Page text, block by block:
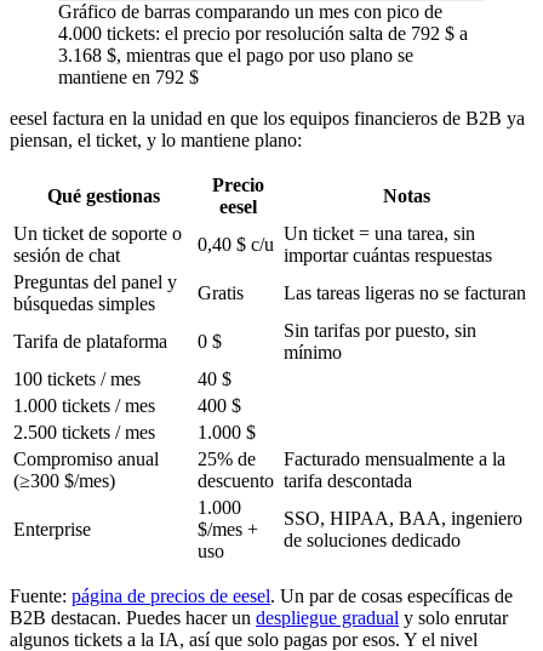
Gráfico de barras comparando un mes con pico de
4.000 tickets: el precio por resolución salta de 792 $ a
3.168 $, mientras que el pago por uso plano se
mantiene en 792 $
eesel factura en la unidad en que los equipos financieros de B2B ya
piensan, el ticket, y lo mantiene plano:
Qué gestionas
Precio
eesel
Notas
Un ticket de soporte o
sesión de chat
0,40 $ c/u
Un ticket = una tarea, sin
importar cuántas respuestas
Preguntas del panel y
búsquedas simples
Gratis Las tareas ligeras no se facturan
Tarifa de plataforma 0 $
Sin tarifas por puesto, sin
mínimo
100 tickets / mes
40 $
1.000 tickets / mes
400 $
2.500 tickets / mes
1.000 $
Compromiso anual
(≥300 $/mes)
25% de
descuento
Facturado mensualmente a la
tarifa descontada
Enterprise
1.000
$/mes +
uso
SSO, HIPAA, BAA, ingeniero
de soluciones dedicado
Fuente: página de precios de eesel. Un par de cosas específicas de
B2B destacan. Puedes hacer un despliegue gradual y solo enrutar
algunos tickets a la IA, así que solo pagas por esos. Y el nivel